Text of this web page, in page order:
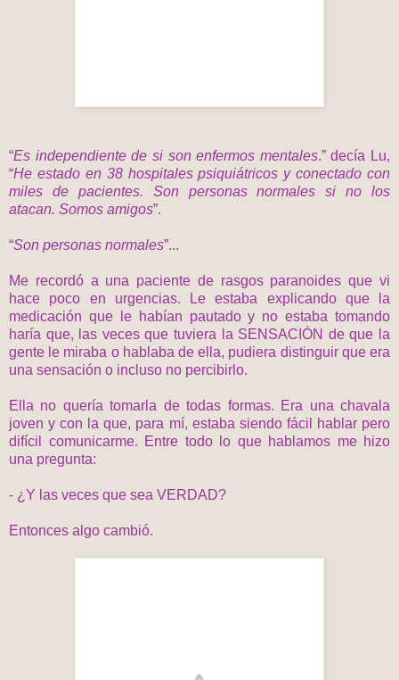
“Es independiente de si son enfermos mentales.” decía Lu,
“He estado en 38 hospitales psiquiátricos y conectado con
miles de pacientes. Son personas normales si no los
atacan. Somos amigos”.
“Son personas normales”...
Me recordó a una paciente de rasgos paranoides que vi
hace poco en urgencias. Le estaba explicando que la
medicación que le habían pautado y no estaba tomando
haría que, las veces que tuviera la SENSACIÓN de que la
gente le miraba o hablaba de ella, pudiera distinguir que era
una sensación o incluso no percibirlo.
Ella no quería tomarla de todas formas. Era una chavala
joven y con la que, para mí, estaba siendo fácil hablar pero
difícil comunicarme. Entre todo lo que hablamos me hizo
una pregunta:
- ¿Y las veces que sea VERDAD?
Entonces algo cambió.